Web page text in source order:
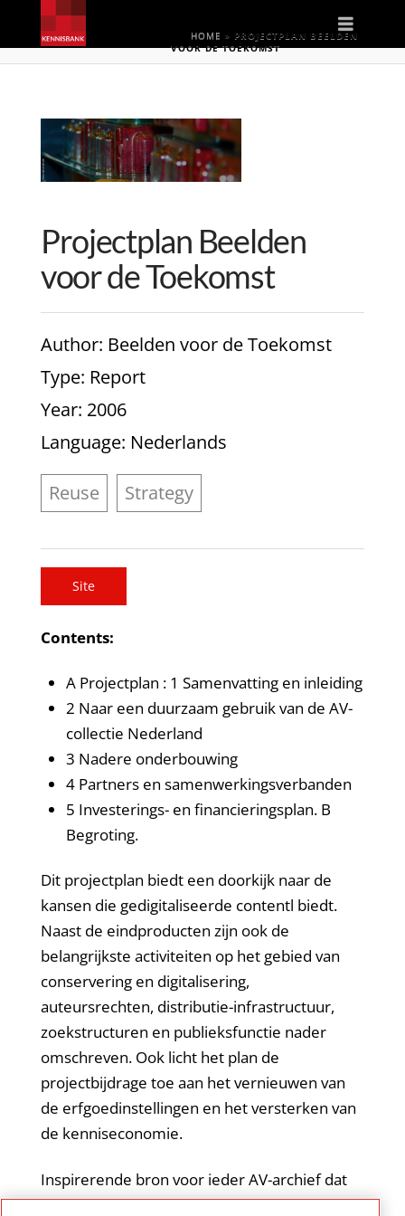
HOME » PROJECTPLAN BEELDEN
VOOR DE TOEKOMST
Projectplan Beelden
voor de Toekomst
Author: Beelden voor de Toekomst
Type: Report
Year: 2006
Language: Nederlands
Reuse Strategy
Site
Contents:
A Projectplan : 1 Samenvatting en inleiding
2 Naar een duurzaam gebruik van de AV-
collectie Nederland
3 Nadere onderbouwing
4 Partners en samenwerkingsverbanden
5 Investerings- en financieringsplan. B
Begroting.
Dit projectplan biedt een doorkijk naar de
kansen die gedigitaliseerde contentl biedt.
Naast de eindproducten zijn ook de
belangrijkste activiteiten op het gebied van
conservering en digitalisering,
auteursrechten, distributie-infrastructuur,
zoekstructuren en publieksfunctie nader
omschreven. Ook licht het plan de
projectbijdrage toe aan het vernieuwen van
de erfgoedinstellingen en het versterken van
de kenniseconomie.
Inspirerende bron voor ieder AV-archief dat
overweegt om zijn collectie verder te gaan